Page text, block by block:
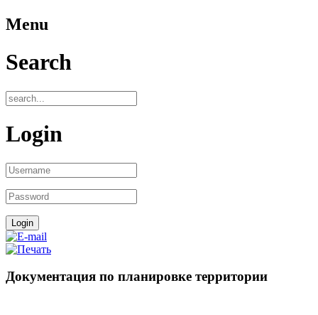
Menu
Search
Login
Документация по планировке территории